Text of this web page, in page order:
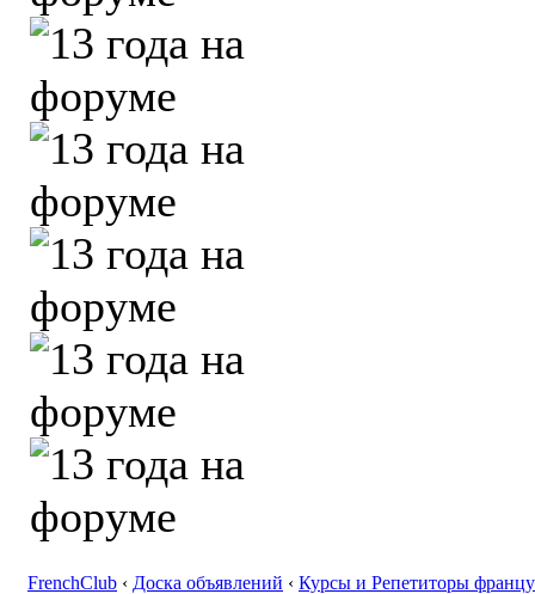
FrenchClub ‹ Доска объявлений ‹ Курсы и Репетиторы